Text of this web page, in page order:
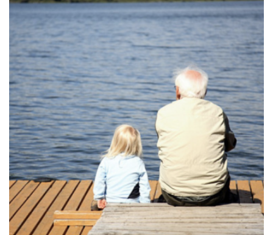
wie Pflegeheime speziell für Senioren über 85 Jahre ein
Umfeld schaffen, das Sicherheit, Aktivität und persönliches
Wachstum fördert.